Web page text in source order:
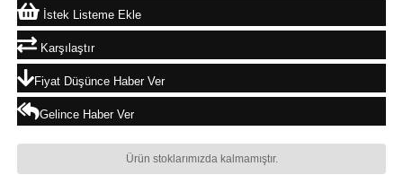
İstek Listeme Ekle
Karşılaştır
Fiyat Düşünce Haber Ver
Gelince Haber Ver
Ürün stoklarımızda kalmamıştır.